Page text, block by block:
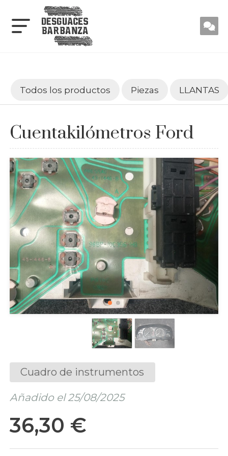
Todos los productos Piezas LLANTAS
Cuentakilómetros Ford
Cuadro de instrumentos
Añadido el 25/08/2025
36,30 €